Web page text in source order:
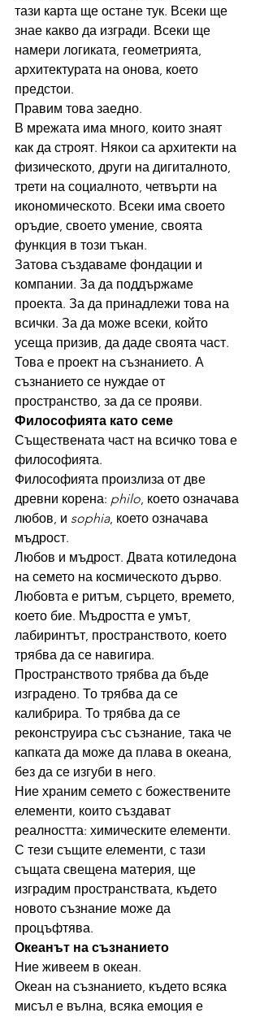
тази карта ще остане тук. Всеки ще
знае какво да изгради. Всеки ще
намери логиката, геометрията,
архитектурата на онова, което
предстои.
Правим това заедно.
В мрежата има много, които знаят
как да строят. Някои са архитекти на
физическото, други на дигиталното,
трети на социалното, четвърти на
икономическото. Всеки има своето
оръдие, своето умение, своята
функция в този тъкан.
Затова създаваме фондации и
компании. За да поддържаме
проекта. За да принадлежи това на
всички. За да може всеки, който
усеща призив, да даде своята част.
Това е проект на съзнанието. А
съзнанието се нуждае от
пространство, за да се прояви.
Философията като семе
Съществената част на всичко това е
философията.
Философията произлиза от две
древни корена: philo, което означава
любов, и sophia, което означава
мъдрост.
Любов и мъдрост. Двата котиледона
на семето на космическото дърво.
Любовта е ритъм, сърцето, времето,
което бие. Мъдростта е умът,
лабиринтът, пространството, което
трябва да се навигира.
Пространството трябва да бъде
изградено. То трябва да се
калибрира. То трябва да се
реконструира със съзнание, така че
капката да може да плава в океана,
без да се изгуби в него.
Ние храним семето с божествените
елементи, които създават
реалността: химическите елементи.
С тези същите елементи, с тази
същата свещена материя, ще
изградим пространствата, където
новото съзнание може да
процъфтява.
Океанът на съзнанието
Ние живеем в океан.
Океан на съзнанието, където всяка
мисъл е вълна, всяка емоция е